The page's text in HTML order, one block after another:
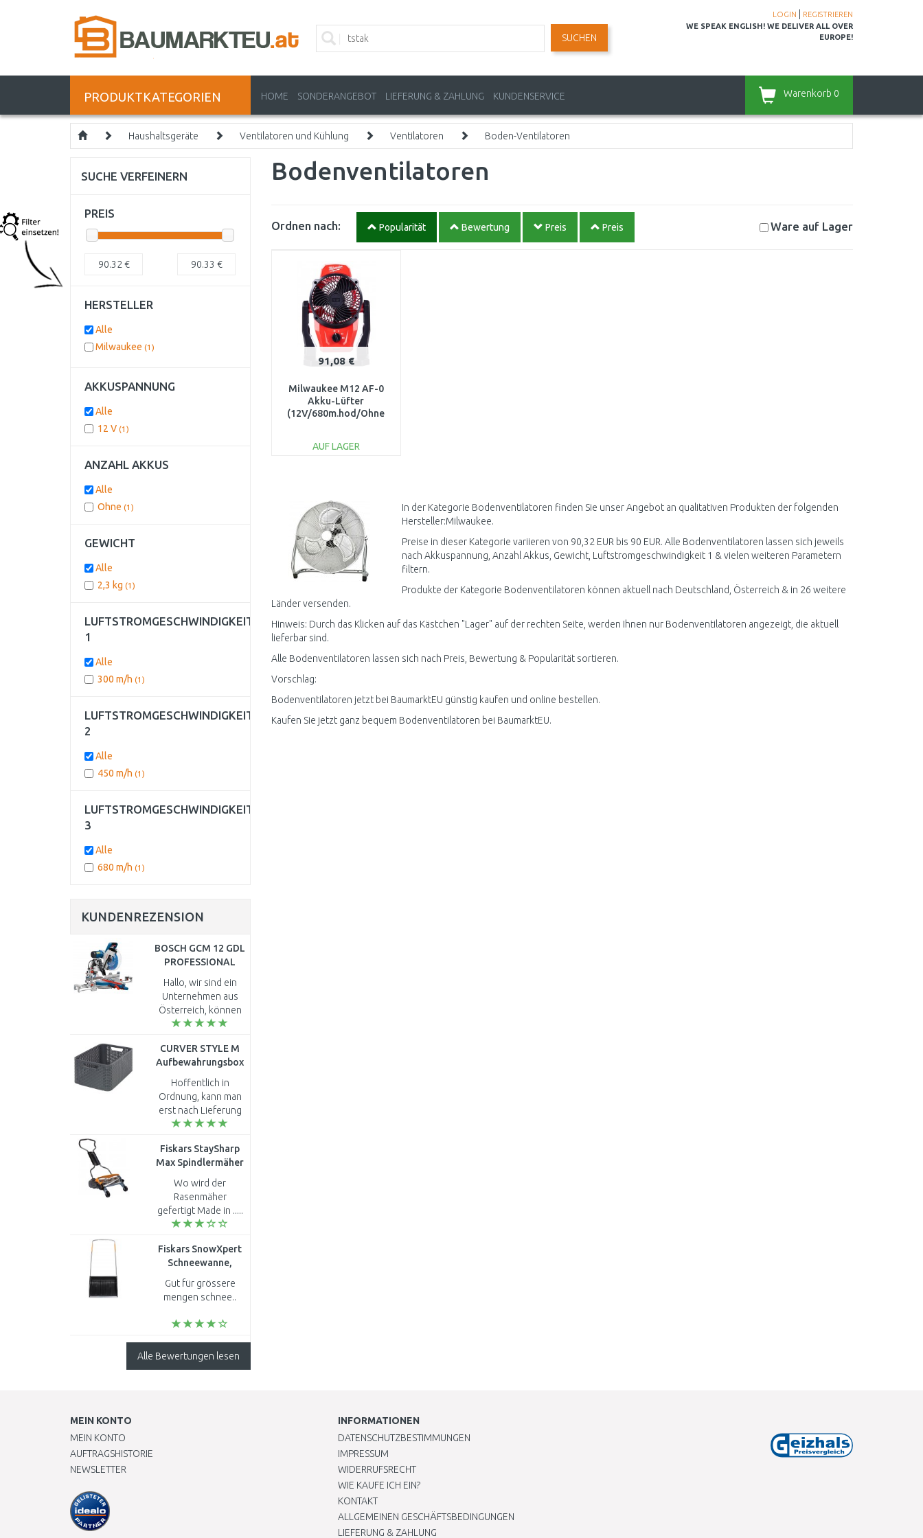
LOGIN
REGISTRIEREN
WE SPEAK ENGLISH! WE DELIVER ALL OVER
EUROPE!
SUCHEN
PRODUKTKATEGORIEN HOME SONDERANGEBOT LIEFERUNG & ZAHLUNG KUNDENSERVICE Warenkorb 0
Haushaltsgeräte Ventilatoren und Kühlung Ventilatoren Boden-Ventilatoren
Bodenventilatoren
Ordnen nach: Popularität Bewertung Preis Preis Ware auf Lager
91,08 €
Milwaukee M12 AF-0
Akku-Lüfter
(12V/680m.hod/Ohne
AUF LAGER
Vergleichen
In der Kategorie Bodenventilatoren finden Sie unser Angebot an qualitativen Produkten der folgenden
Hersteller:Milwaukee.
Preise in dieser Kategorie variieren von 90,32 EUR bis 90 EUR. Alle Bodenventilatoren lassen sich jeweils
nach Akkuspannung, Anzahl Akkus, Gewicht, Luftstromgeschwindigkeit 1 & vielen weiteren Parametern
filtern.
Produkte der Kategorie Bodenventilatoren können aktuell nach Deutschland, Österreich & in 26 weitere
Länder versenden.
Hinweis: Durch das Klicken auf das Kästchen "Lager" auf der rechten Seite, werden Ihnen nur Bodenventilatoren angezeigt, die aktuell
lieferbar sind.
Alle Bodenventilatoren lassen sich nach Preis, Bewertung & Popularität sortieren.
Vorschlag:
Bodenventilatoren jetzt bei BaumarktEU günstig kaufen und online bestellen.
Kaufen Sie jetzt ganz bequem Bodenventilatoren bei BaumarktEU.
SUCHE VERFEINERN
PREIS
90.32 € 90.33 €
HERSTELLER
Alle
Milwaukee (1)
AKKUSPANNUNG
Alle
12 V (1)
ANZAHL AKKUS
Alle
Ohne (1)
GEWICHT
Alle
2,3 kg (1)
LUFTSTROMGESCHWINDIGKEIT
1
Alle
300 m/h (1)
LUFTSTROMGESCHWINDIGKEIT
2
Alle
450 m/h (1)
LUFTSTROMGESCHWINDIGKEIT
3
Alle
680 m/h (1)
KUNDENREZENSION
BOSCH GCM 12 GDL
PROFESSIONAL
Kapp- und
Gehrungssäge
0601B23600
Hallo, wir sind ein
Unternehmen aus
Österreich, können
Sie uns nach
unserer UID Nummer
eine MwSt freie
Rechnung ausstellen,
oder..
CURVER STYLE M
Aufbewahrungsbox
38,6 x 17 x 28,7 cm
dunkelgrau 03615-
308
Hoffentlich in
Ordnung, kann man
erst nach Lieferung
sagen...
Fiskars StaySharp
Max Spindlermäher
46cm (113880)
1000591
Wo wird der
Rasenmäher
gefertigt Made in .....
Fiskars SnowXpert
Schneewanne,
Breite: 720 mm
(143021) 1003470
Gut für grössere
mengen schnee..
Alle Bewertungen lesen
MEIN KONTO
MEIN KONTO
AUFTRAGSHISTORIE
NEWSLETTER
INFORMATIONEN
DATENSCHUTZBESTIMMUNGEN
IMPRESSUM
WIDERRUFSRECHT
WIE KAUFE ICH EIN?
KONTAKT
ALLGEMEINEN GESCHÄFTSBEDINGUNGEN
LIEFERUNG & ZAHLUNG